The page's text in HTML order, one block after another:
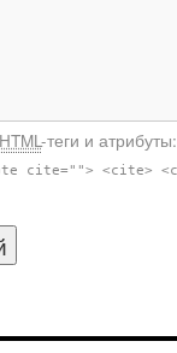
HTML-теги и атрибуты:
cite=""> <cite>